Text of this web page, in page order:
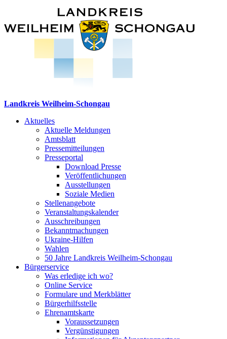
Landkreis Weilheim-Schongau
Aktuelles
Aktuelle Meldungen
Amtsblatt
Pressemitteilungen
Presseportal
Download Presse
Veröffentlichungen
Ausstellungen
Soziale Medien
Stellenangebote
Veranstaltungskalender
Ausschreibungen
Bekanntmachungen
Ukraine-Hilfen
Wahlen
50 Jahre Landkreis Weilheim-Schongau
Bürgerservice
Was erledige ich wo?
Online Service
Formulare und Merkblätter
Bürgerhilfsstelle
Ehrenamtskarte
Voraussetzungen
Vergünstigungen